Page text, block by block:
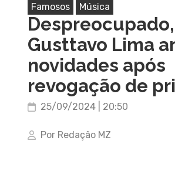
Famosos Música
Despreocupado,
Gusttavo Lima
novidades após
revogação de
25/09/2024 | 20:50
Por Redação MZ